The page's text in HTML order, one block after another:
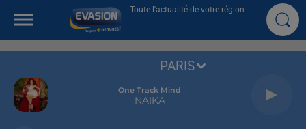
Toute l'actualité de votre région
One Track Mind
NAIKA
PARIS